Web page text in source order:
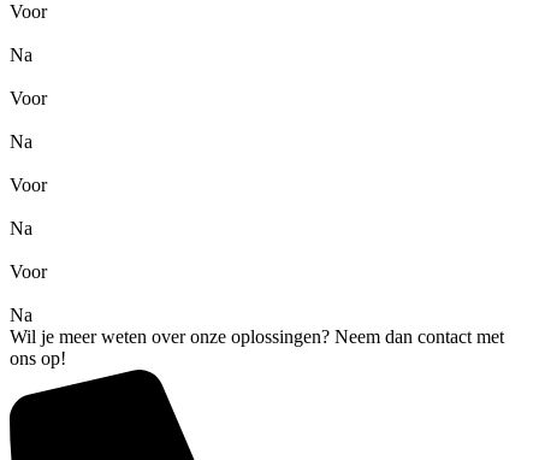
Voor
Na
Voor
Na
Voor
Na
Voor
Na
Wil je meer weten over onze oplossingen? Neem dan contact met
ons op!